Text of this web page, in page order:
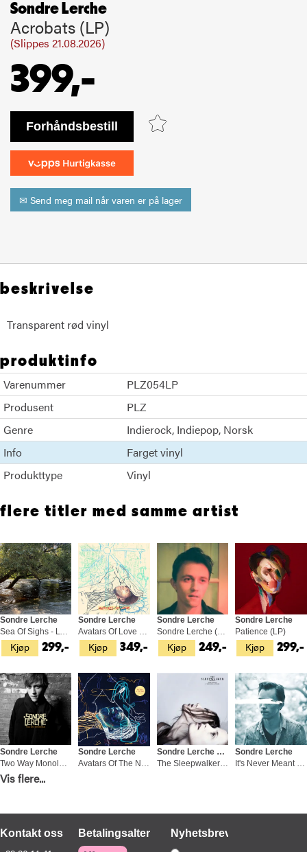
Sondre Lerche
Acrobats (LP)
(Slippes 21.08.2026)
399,-
bestill
✉ Send meg mail når varen er på lager
beskrivelse
Transparent rød vinyl
produktinfo
Varenummer
PLZ054LP
Produsent
PLZ
Genre
Indierock Indiepop Norsk
Info
Farget vinyl
Produkttype
Vinyl
flere titler med samme artist
Kjøp
Sondre Lerche
Sea Of Sighs - LTD (LP)
299,- Kjøp
Sondre Lerche
Avatars Of Love (2LP)
349,- Kjøp
Sondre Lerche
Sondre Lerche (LP)
249,- Kjøp
Sondre Lerche
Patience (LP)
299,-
Kjøp
Sondre Lerche
Two Way Monologue - LTD (2LP)
529,-
Sondre Lerche
Avatars Of The Night (2LP)
Sondre Lerche And Kato Adland
The Sleepwalker (Soundtrack) (LP)
Sondre Lerche
It's Never Meant To Be (7")
Vis flere...
Kontakt oss BetalingsalternativerNyhetsbrev